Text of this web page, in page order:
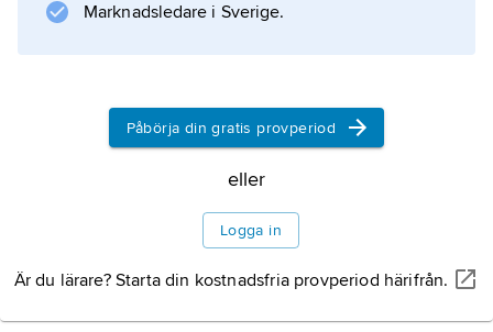
Länen är 21 till antalet och
Litteraturanvisning
Information om artikeln
Marknadsledare i Sverige.
Påbörja din gratis provperiod
eller
Logga in
Är du lärare? Starta din kostnadsfria provperiod härifrån.